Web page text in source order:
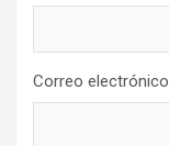
Correo electrónico